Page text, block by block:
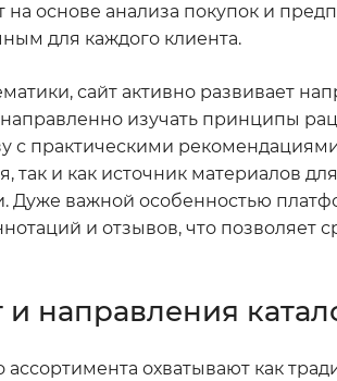
основе анализа покупок и
для каждого клиента.
сайт активно развивает
изучать принципы
с практическими
так и как источник материалов
Дуже важной особенностью
и отзывов, что позволяет
направления
охватывают как